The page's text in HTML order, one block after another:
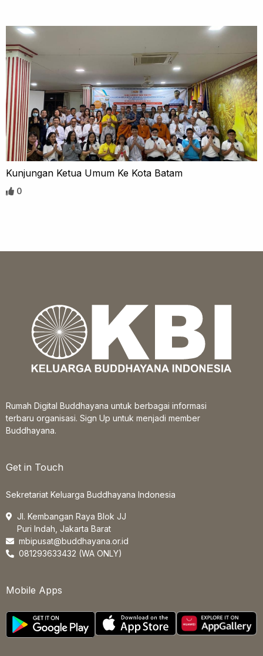
Kunjungan Ketua Umum Ke Kota Batam
0
Rumah Digital Buddhayana untuk berbagai informasi
terbaru organisasi. Sign Up untuk menjadi member
Buddhayana.
Get in Touch
Sekretariat Keluarga Buddhayana Indonesia
Jl. Kembangan Raya Blok JJ
Puri Indah, Jakarta Barat
mbipusat@buddhayana.or.id
081293633432 (WA ONLY)
Mobile Apps